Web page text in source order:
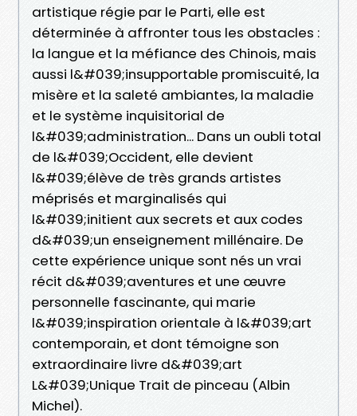
artistique régie par le Parti, elle est
déterminée à affronter tous les obstacles :
la langue et la méfiance des Chinois, mais
aussi l&#039;insupportable promiscuité, la
misère et la saleté ambiantes, la maladie
et le système inquisitorial de
l&#039;administration... Dans un oubli total
de l&#039;Occident, elle devient
l&#039;élève de très grands artistes
méprisés et marginalisés qui
l&#039;initient aux secrets et aux codes
d&#039;un enseignement millénaire. De
cette expérience unique sont nés un vrai
récit d&#039;aventures et une œuvre
personnelle fascinante, qui marie
l&#039;inspiration orientale à l&#039;art
contemporain, et dont témoigne son
extraordinaire livre d&#039;art
L&#039;Unique Trait de pinceau (Albin
Michel).